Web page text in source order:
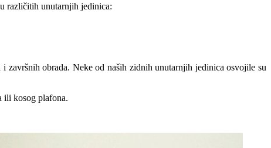
različitih unutarnjih jedinica:
obrada. Neke od naših zidnih unutarnjih jedinica osvojile su
ili kosog plafona.